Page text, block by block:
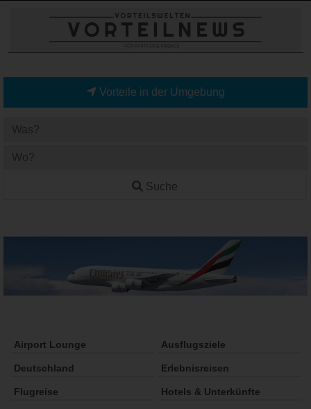
Vorteile in der Umgebung
Suche
Airport Lounge Ausflugsziele
Deutschland Erlebnisreisen
Flugreise Hotels & Unterkünfte